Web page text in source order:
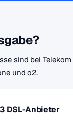
sind bei
und o2.
3 DSL-Anbieter